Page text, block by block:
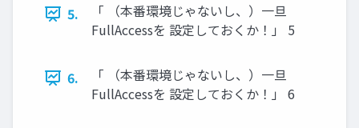
5.
「 （本番環境じゃないし、）一旦
FullAccessを 設定しておくか！」 5
6.
「 （本番環境じゃないし、）一旦
FullAccessを 設定しておくか！」 6